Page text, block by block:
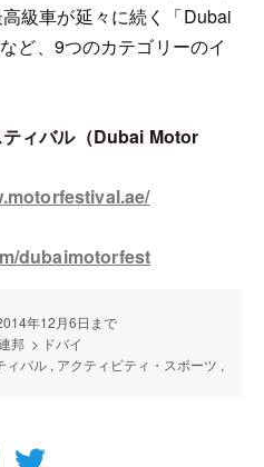
級車が延々に続く「Dubai
ど、9つのカテゴリーのイ
ティバル（Dubai Motor
dubaimotorfest
年12月6日まで
邦 > ドバイ
バル , アクティビティ・スポーツ ,